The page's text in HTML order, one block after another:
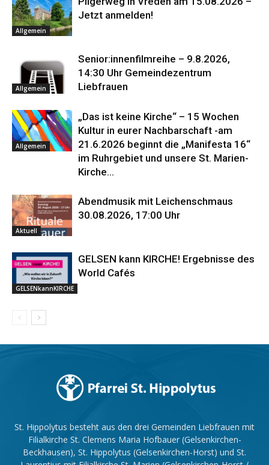
Allgemein
Jetzt anmelden!
Allgemein
Senior:innenfilmreihe – 9.8.2026,
14:30 Uhr Gemeindezentrum
Liebfrauen
Allgemein
„Das ist keine Kirche“ – 15 Wochen
Kultur in eurer Nachbarschaft -am
21.6.2026 beginnt die „Manifesta 16“
im Ruhrgebiet und unsere St. Marien-
Kirche...
Aktuell
Abendmusik mit Leichenschmaus
30.08.2026, 17:00 Uhr
GELSENkannKIRCHE
GELSEN kann KIRCHE! Ergebnisse des
World Cafés
St. Hippolytus besteht aus den drei Gemeinden Liebfrauen mit
Filialkirche St. Clemens Maria Hofbauer (Gelsenkirchen-
Beckhausen), St. Hippolytus (Gelsenkirchen-Horst) und St.